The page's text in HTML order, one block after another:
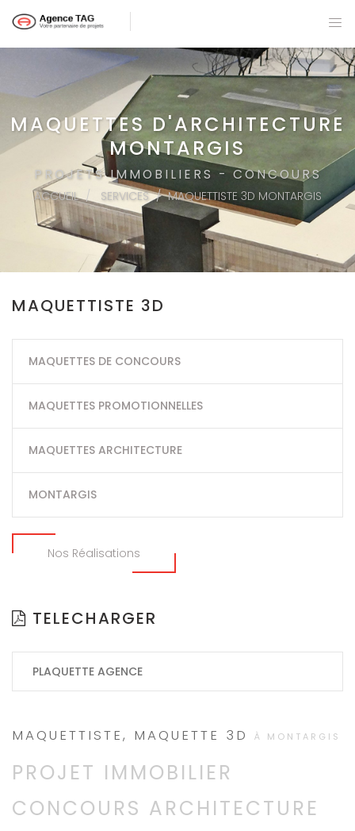
MAQUETTES D'ARCHITECTURE
MONTARGIS
PROJETS IMMOBILIERS - CONCOURS
ACCUEIL SERVICES MAQUETTISTE 3D MONTARGIS
MAQUETTISTE 3D
MAQUETTES DE CONCOURS
MAQUETTES PROMOTIONNELLES
MAQUETTES ARCHITECTURE
MONTARGIS
Nos Réalisations
TELECHARGER
PLAQUETTE AGENCE
MAQUETTISTE, MAQUETTE 3D À MONTARGIS
PROJET IMMOBILIER
CONCOURS ARCHITECTURE